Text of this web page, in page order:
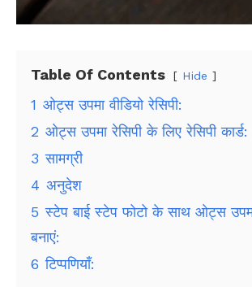
Table Of Contents Hide
1 ओट्स उपमा वीडियो रेसिपी:
2 ओट्स उपमा रेसिपी के लिए रेसिपी कार्ड:
3 सामग्री
4 अनुदेश
5 स्टेप बाई स्टेप फोटो के साथ ओट्स
बनाएं:
6 टिप्पणियाँ: